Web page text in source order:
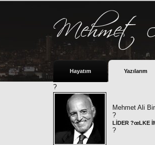
Hayatım Yazılarım
?
Mehmet Ali
?
LİDER ?œLKE
?